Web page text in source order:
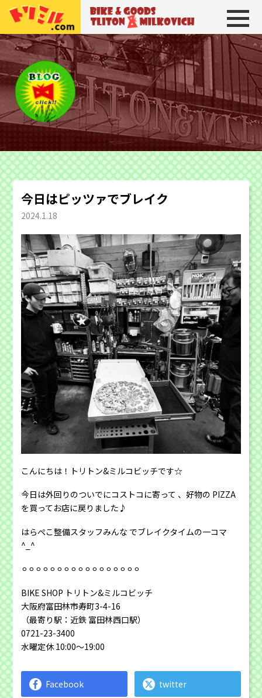
トリトン＆ミルコビッチ BIKE＆
今日はピッツァでブレイク
2024.1.18
こんにちは！トリトン&ミルコビッチです☆
今日は外回りのついでにコストコに寄って 、好物の PIZZA
を買ってお店に戻りました♪
はらぺこ整備スタッフみんな でブレイクタイムの一コマ
^_^
⚪︎⚪︎⚪︎⚪︎⚪︎⚪︎⚪︎⚪︎⚪︎⚪︎⚪︎⚪︎⚪︎⚪︎⚪︎⚪︎⚪︎
BIKE SHOP トリトン&ミルコビッチ
大阪府富田林市寿町3-4-16
（最寄り駅：近鉄 富田林西口駅）
0721-23-3400
水曜定休 10:00～19:00
Facebook twitter